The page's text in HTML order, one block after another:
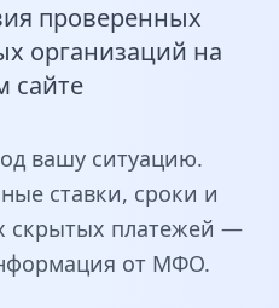
проверенных
организаций на
сайте
вашу ситуацию.
ставки, сроки и
скрытых платежей —
от МФО.